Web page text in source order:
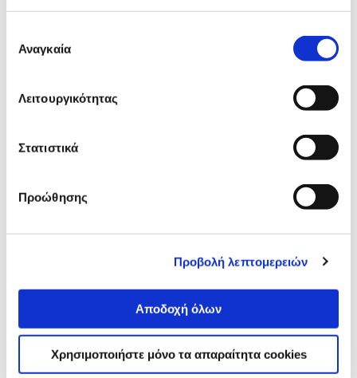
συγκατάθεσης
Αναγκαία
Λειτουργικότητας
Στατιστικά
Προώθησης
Προβολή λεπτομερειών
Αποδοχή όλων
Χρησιμοποιήστε μόνο τα απαραίτητα cookies
προϊόντος
Δες τι κλίκαραν όσοι είδαν το ίδιο
Philips Ανεμιστήρας
Επιτραπέζιος CX3050/01
Rohnson Ανεμιστήρας
Επιτραπέζιος R863